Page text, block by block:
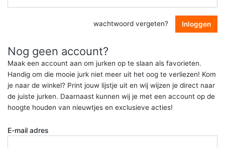
wachtwoord vergeten? Inloggen
Nog geen account?
Maak een account aan om jurken op te slaan als favorieten.
Handig om die mooie jurk niet meer uit het oog te verliezen! Kom
je naar de winkel? Print jouw lijstje uit en wij wijzen je direct naar
de juiste jurken. Daarnaast kunnen wij je met een account op de
hoogte houden van nieuwtjes en exclusieve acties!
E-mail adres